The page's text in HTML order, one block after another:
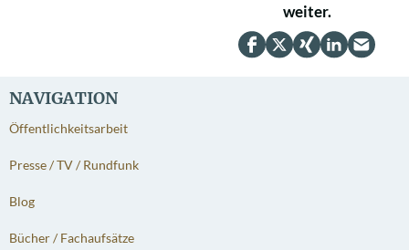
NAVIGATION
Öffentlichkeitsarbeit
Presse / TV / Rundfunk
Blog
Bücher / Fachaufsätze
weiter.